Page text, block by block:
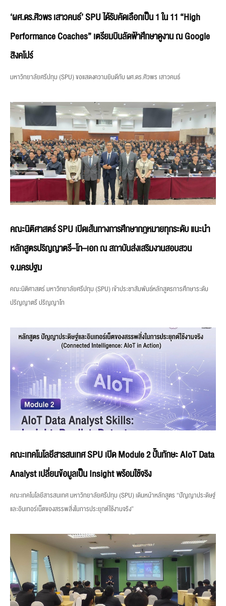
‘ผศ.ดร.ศิวพร เสาวคนธ์’ SPU ได้รับคัดเลือกเป็น 1 ใน 11 “High
Performance Coaches” เตรียมบินลัดฟ้าศึกษาดูงาน ณ Google
สิงคโปร์
มหาวิทยาลัยศรีปทุม (SPU) ขอแสดงความยินดีกับ ผศ.ดร.ศิวพร เสาวคนธ์
คณะนิติศาสตร์ SPU เปิดเส้นทางการศึกษากฎหมายทุกระดับ แนะนำ
หลักสูตรปริญญาตรี–โท–เอก ณ สถาบันส่งเสริมงานสอบสวน
จ.นครปฐม
คณะนิติศาสตร์ มหาวิทยาลัยศรีปทุม (SPU) เข้าประชาสัมพันธ์หลักสูตรการศึกษาระดับ
ปริญญาตรี ปริญญาโท
คณะเทคโนโลยีสารสนเทศ SPU เปิด Module 2 ปั้นทักษะ AIoT Data
Analyst เปลี่ยนข้อมูลเป็น Insight พร้อมใช้จริง
คณะเทคโนโลยีสารสนเทศ มหาวิทยาลัยศรีปทุม (SPU) เดินหน้าหลักสูตร “ปัญญาประดิษฐ์
และอินเทอร์เน็ตของสรรพสิ่งในการประยุกต์ใช้งานจริง”